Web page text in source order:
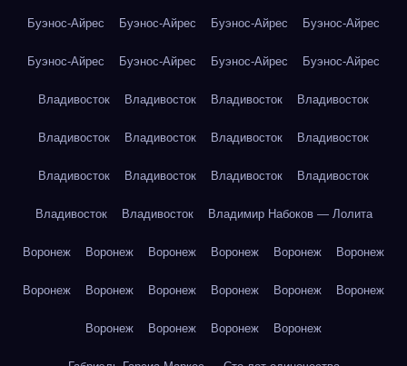
Буэнос-Айрес Буэнос-Айрес Буэнос-Айрес Буэнос-Айрес
Буэнос-Айрес Буэнос-Айрес Буэнос-Айрес Буэнос-Айрес
Владивосток Владивосток Владивосток Владивосток
Владивосток Владивосток Владивосток Владивосток
Владивосток Владивосток Владивосток Владивосток
Владивосток Владивосток Владимир Набоков — Лолита
Воронеж Воронеж Воронеж Воронеж Воронеж Воронеж
Воронеж Воронеж Воронеж Воронеж Воронеж Воронеж
Воронеж Воронеж Воронеж Воронеж